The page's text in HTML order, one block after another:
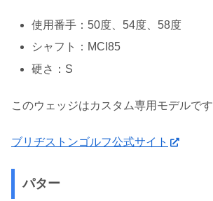
使用番手：50度、54度、58度
シャフト：MCI85
硬さ：S
このウェッジはカスタム専用モデルです
ブリヂストンゴルフ公式サイト
パター